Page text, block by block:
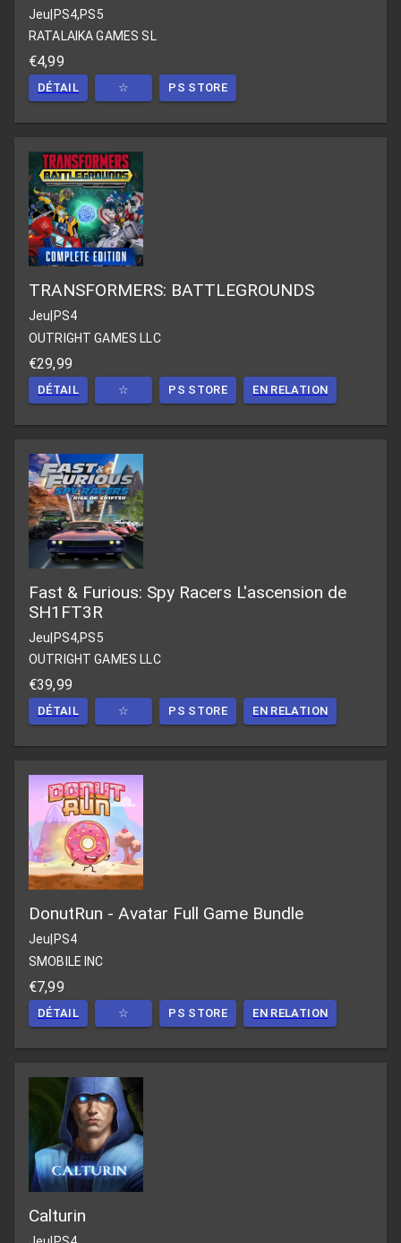
Jeu|PS4,PS5
RATALAIKA GAMES SL
€4,99
DÉTAIL ☆ PS STORE
TRANSFORMERS: BATTLEGROUNDS
Jeu PS4
OUTRIGHT GAMES LLC
€29,99
DÉTAIL ☆ PS STORE EN RELATION
Fast & Furious: Spy Racers L'ascension de
SH1FT3R
Jeu|PS4,PS5
OUTRIGHT GAMES LLC
€39,99
DÉTAIL ☆ PS STORE EN RELATION
DonutRun - Avatar Full Game Bundle
Jeu PS4
SMOBILE INC
€7,99
DÉTAIL ☆ PS STORE EN RELATION
Calturin